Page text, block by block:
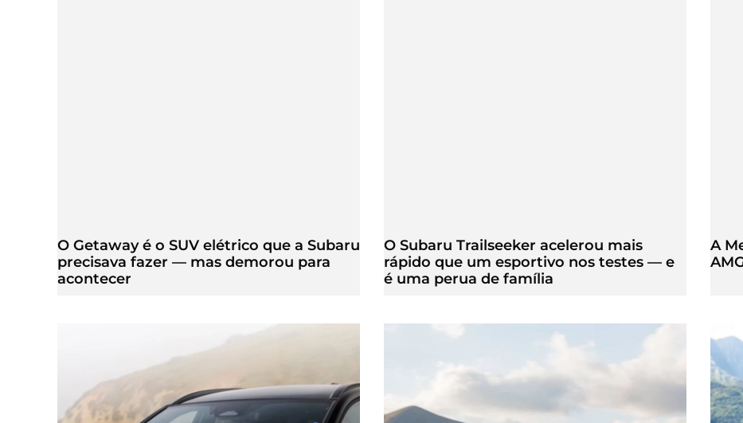
O Getaway é o SUV elétrico que a Subaru
precisava fazer — mas demorou para
acontecer
O Subaru Trailseeker acelerou mais
rápido que um esportivo nos testes — e
é uma perua de família
A